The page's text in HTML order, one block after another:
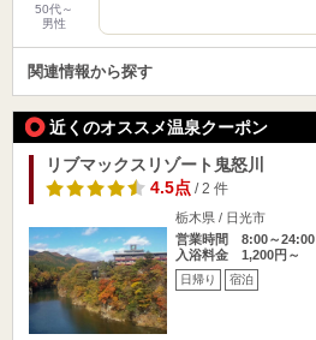
50代～
男性
関連情報から探す
近くのオススメ温泉クーポン
リブマックスリゾート鬼怒川
4.5点/ 2 件
栃木県 / 日光市
営業時間 8:00～24:00
入浴料金 1,200円～
日帰り 宿泊